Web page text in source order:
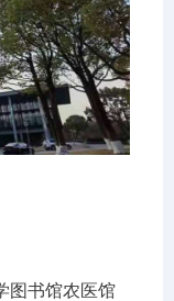
图书馆农医馆